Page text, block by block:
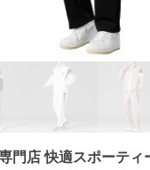
門店 快適スポーティ